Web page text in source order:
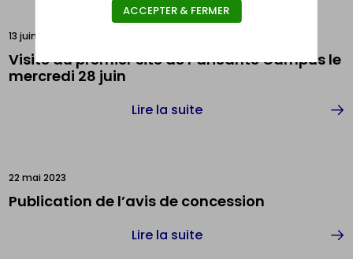
13 juin 2023
Visite du premier site de PariSanté Campus le
mercredi 28 juin
Lire la suite
22 mai 2023
Publication de l’avis de concession
Lire la suite
ACCEPTER & FERMER